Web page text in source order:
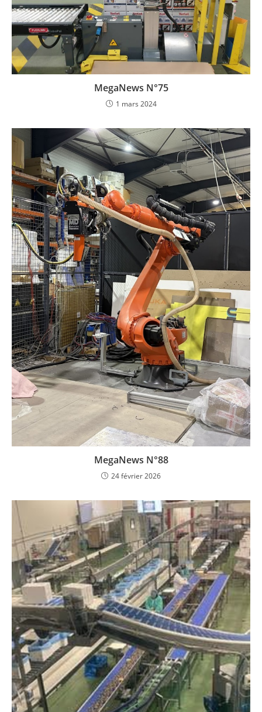
MegaNews N°75
1 mars 2024
MegaNews N°88
24 février 2026